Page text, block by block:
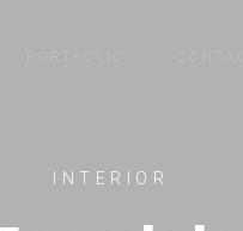
INTERIOR